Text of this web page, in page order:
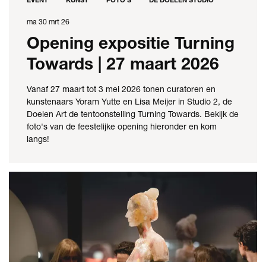
ma 30 mrt 26
Opening expositie Turning
Towards | 27 maart 2026
Vanaf 27 maart tot 3 mei 2026 tonen curatoren en
kunstenaars Yoram Yutte en Lisa Meijer in Studio 2, de
Doelen Art de tentoonstelling Turning Towards. Bekijk de
foto's van de feestelijke opening hieronder en kom
langs!